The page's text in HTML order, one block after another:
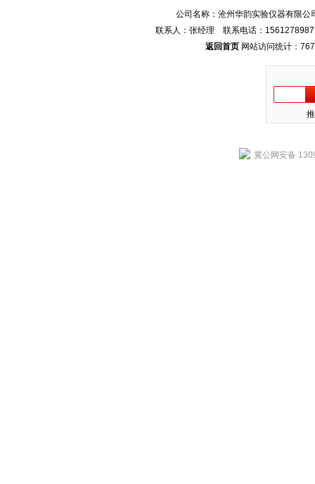
公司名称：沧州华韵实验仪器有限
联系人：张经理 联系电话：
返回首页 网站访问统计：
冀公网安备